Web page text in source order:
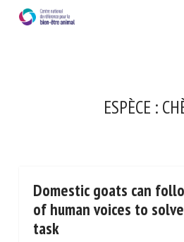
ESPÈCE :
Domestic goats can
direction of human
hidden-object task
RECEVEZ CHAQUE
LES DERNIÈRES
Select language